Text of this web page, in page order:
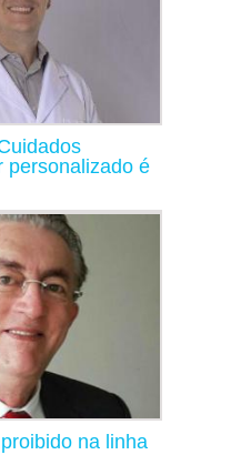
personalizado é
na linha